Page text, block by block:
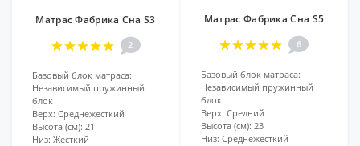
Матрас Фабрика Сна S3
2
Базовый блок матраса:
Независимый пружинный
блок
Верх: Среднежесткий
Высота (см): 21
Низ: Жесткий
Матрас Фабрика Сна S5
6
Базовый блок матраса:
Независимый пружинный
блок
Верх: Средний
Высота (см): 23
Низ: Среднежесткий